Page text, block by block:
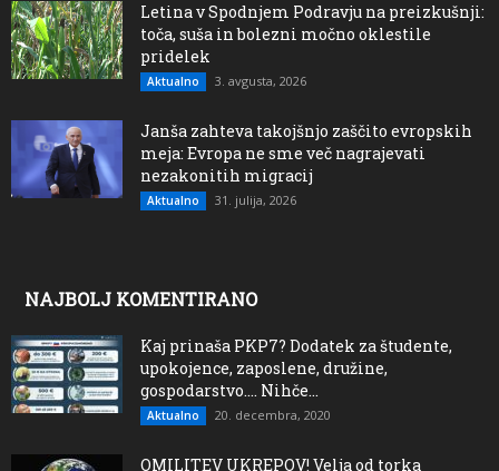
Letina v Spodnjem Podravju na preizkušnji:
toča, suša in bolezni močno oklestile
pridelek
Aktualno 3. avgusta, 2026
Janša zahteva takojšnjo zaščito evropskih
meja: Evropa ne sme več nagrajevati
nezakonitih migracij
Aktualno 31. julija, 2026
NAJBOLJ KOMENTIRANO
Kaj prinaša PKP7? Dodatek za študente,
upokojence, zaposlene, družine,
gospodarstvo…. Nihče...
Aktualno 20. decembra, 2020
OMILITEV UKREPOV! Velja od torka